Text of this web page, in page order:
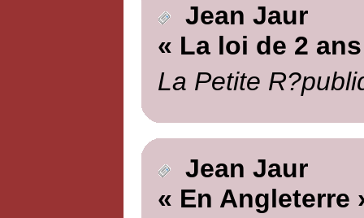
Jean Jaur
« La loi de 2
La Petite
Jean Jaur
« En Angleterre